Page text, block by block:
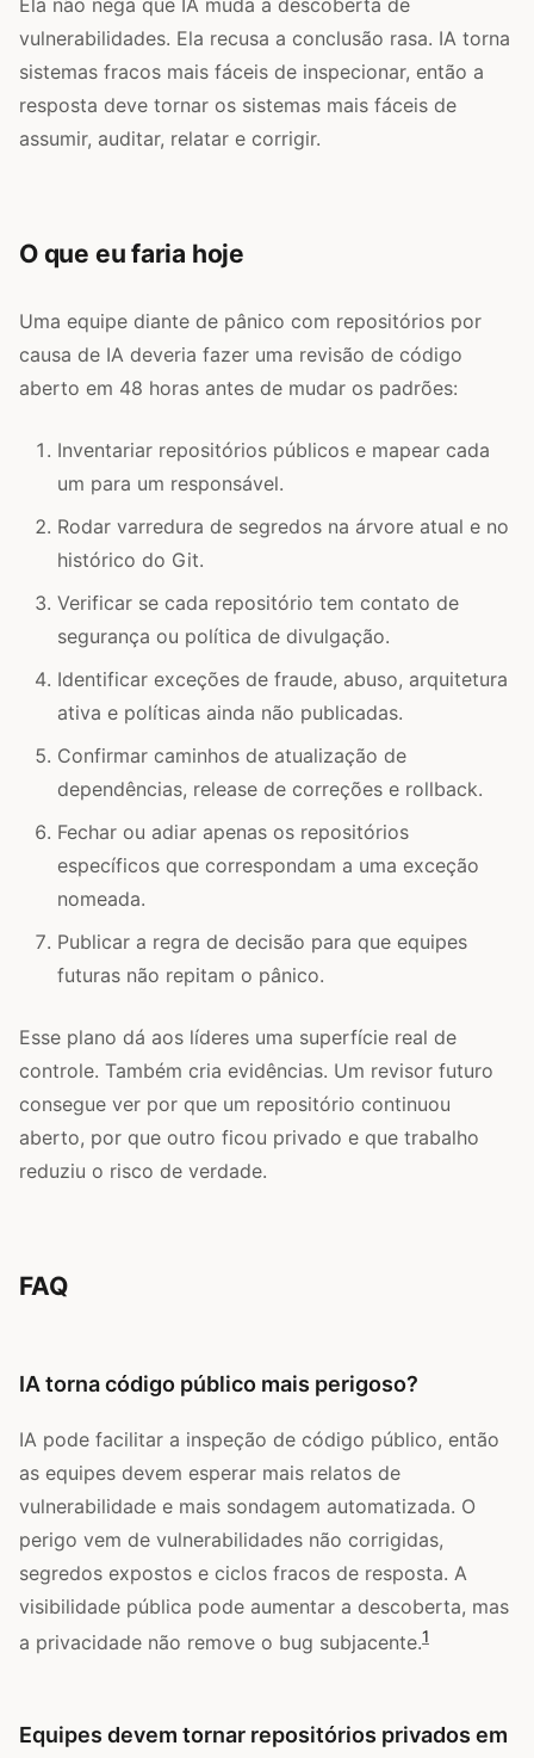
vulnerabilidades. Ela recusa a conclusão rasa. IA torna
sistemas fracos mais fáceis de inspecionar, então a
resposta deve tornar os sistemas mais fáceis de
assumir, auditar, relatar e corrigir.
O que eu faria hoje
Uma equipe diante de pânico com repositórios por
causa de IA deveria fazer uma revisão de código
aberto em 48 horas antes de mudar os padrões:
Inventariar repositórios públicos e mapear cada
um para um responsável.
Rodar varredura de segredos na árvore atual e no
histórico do Git.
Verificar se cada repositório tem contato de
segurança ou política de divulgação.
Identificar exceções de fraude, abuso, arquitetura
ativa e políticas ainda não publicadas.
Confirmar caminhos de atualização de
dependências, release de correções e rollback.
Fechar ou adiar apenas os repositórios
específicos que correspondam a uma exceção
nomeada.
Publicar a regra de decisão para que equipes
futuras não repitam o pânico.
Esse plano dá aos líderes uma superfície real de
controle. Também cria evidências. Um revisor futuro
consegue ver por que um repositório continuou
aberto, por que outro ficou privado e que trabalho
reduziu o risco de verdade.
FAQ
IA torna código público mais perigoso?
IA pode facilitar a inspeção de código público, então
as equipes devem esperar mais relatos de
vulnerabilidade e mais sondagem automatizada. O
perigo vem de vulnerabilidades não corrigidas,
segredos expostos e ciclos fracos de resposta. A
visibilidade pública pode aumentar a descoberta, mas
a privacidade não remove o bug subjacente.1
Equipes devem tornar repositórios privados em